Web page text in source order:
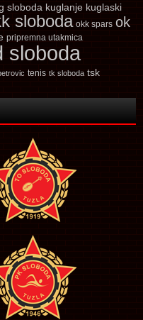
sloboda kuglanje kuglaski
sloboda okk spars ok
pripremna utakmica
sloboda
tenis tk sloboda tsk